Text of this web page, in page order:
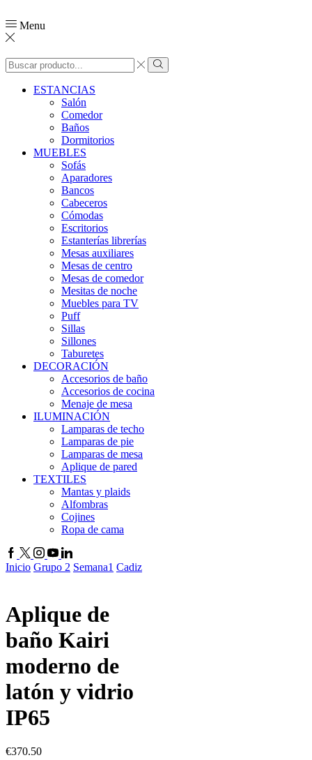
Menu
Search
input
Search
ESTANCIAS
Salón
Comedor
Baños
Dormitorios
MUEBLES
Sofás
Aparadores
Bancos
Cabeceros
Cómodas
Escritorios
Estanterías librerías
Mesas auxiliares
Mesas de centro
Mesas de comedor
Mesitas de noche
Muebles para TV
Puff
Sillas
Sillones
Taburetes
DECORACIÓN
Accesorios de baño
Accesorios de cocina
Menaje de mesa
ILUMINACIÓN
Lamparas de techo
Lamparas de pie
Lamparas de mesa
Aplique de pared
TEXTILES
Mantas y plaids
Alfombras
Cojines
Ropa de cama
Facebook
Twitter
Instagram
YoutubeLinkedin
Inicio Grupo 2 Semana1 Cadiz
Aplique de
baño Kairi
moderno de
latón y vidrio
IP65
€370.50